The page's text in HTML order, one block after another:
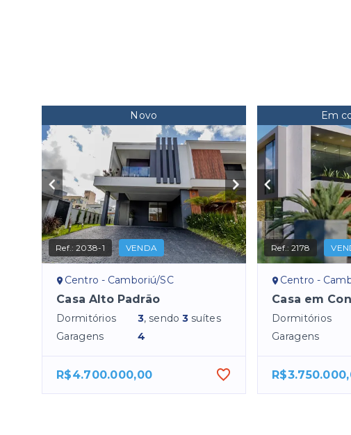
Novo
Ref.:2038-1 VENDA
Centro - Camboriú/SC
Casa Alto Padrão
Dormitórios 3, sendo3 suítes
Garagens
4
R$4.700.000,00
Em
Ref.:2178
Centro -
Casa em
Dormitórios
Garagens